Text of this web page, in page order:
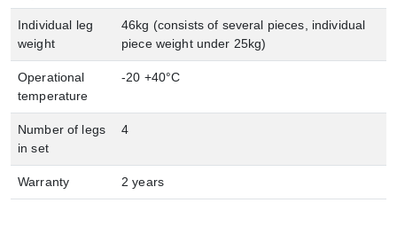
Individual leg
weight
46kg (consists of several pieces, individual
piece weight under 25kg)
Operational
temperature
-20 +40°C
Number of legs
in set
4
Warranty 2 years